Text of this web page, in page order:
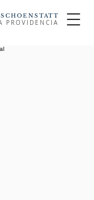
PROVIDENCIA